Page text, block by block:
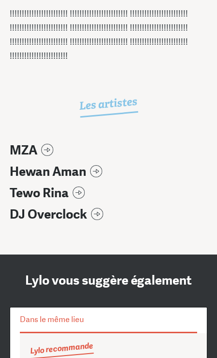
!!!!!!!!!!!!!!!!!!!!!!!! !!!!!!!!!!!!!!!!!!!!!!!! !!!!!!!!!!!!!!!!!!!!!!!!
!!!!!!!!!!!!!!!!!!!!!!!! !!!!!!!!!!!!!!!!!!!!!!!! !!!!!!!!!!!!!!!!!!!!!!!!
!!!!!!!!!!!!!!!!!!!!!!!! !!!!!!!!!!!!!!!!!!!!!!!! !!!!!!!!!!!!!!!!!!!!!!!!
!!!!!!!!!!!!!!!!!!!!!!!!
Les artistes
MZA
Hewan Aman
Tewo Rina
DJ Overclock
Lylo vous suggère également
Dans le même lieu
Lylo recommande